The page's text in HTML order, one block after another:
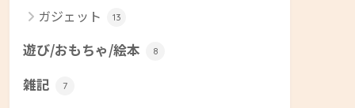
ガジェット 13
遊び/おもちゃ/絵本 8
雑記 7